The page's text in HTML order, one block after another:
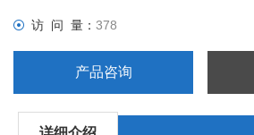
访 问 量：378
产品咨询